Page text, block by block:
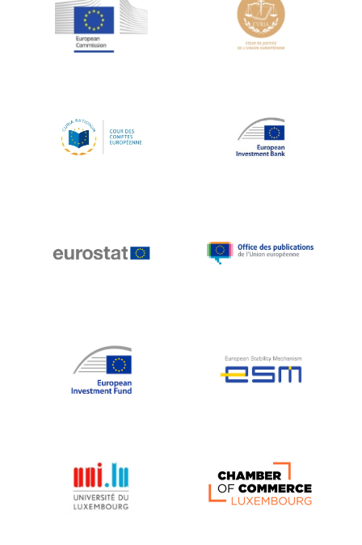
Jean-Louis Schiltz
Jean-Victor Louis
Johnny Åkerholm
Katharien L.C. Hunt
Klaus-Heiner Lehne
Koen LENAERTS
Lars Heikensten
Lucas Papademos
Máire Geoghegan-Quinn